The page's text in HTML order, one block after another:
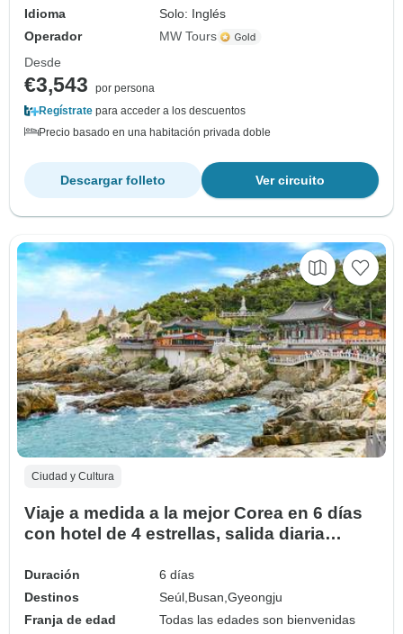
Idioma
Solo: Inglés
Operador
MW Tours
Desde
€3,543
por persona
Regístrate para acceder a los descuentos
Precio basado en una habitación privada doble
Ver circuito
Descargar folleto
Ciudad y Cultura
Viaje a medida a la mejor Corea en 6 días
con hotel de 4 estrellas, salida diaria
Duración
6 días
Destinos
Seúl,Busan,Gyeongju
Franja de edad
Todas las edades son bienvenidas